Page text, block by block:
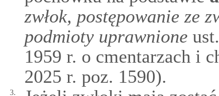
zwłok, postępowanie ze
podmioty uprawnione
1959 r. o cmentarzach i
2025 r. poz. 1590).
3.